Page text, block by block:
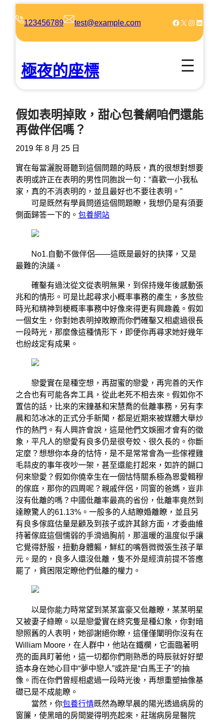
123456789 test@example.com Facebook X Instagram LinkedIn
極夜的座標
假如表明掉敗，甜心包養網咱們還能
再做伴侶嗎？
2019 年 8 月 25 日
實在每當灑脫哥聽到這個問題的時辰，真的很想對想要
表明或許正在表明的男性同胞說一句：“喜歡一小我私
家，真的不消表明的，並且最好也不要往表明。”
可是既然有學員問道這個問題瞭，我想仍是有須要
側面歸答一下的。 包養網站
No1.自動不做伴侶——這既是最好的抉擇，又是
最難的決議。
確鑿有過沈從文從表明無果，到保持幾年後感動張
兆和的情形。可是比起尋求小概率事務的產生，多放些
時光和精神到梗概率事務中好像來得更有興趣義。假如
一個女生，你對她表明掉敗瞭而你們確鑿又相處過很長
一段時光，那麼像這種情形下，即便你再尋求她好幾年
也紛歧定有成果。
戀愛實在是種空想，再甜蜜的戀愛，再完善的天作
之合也有可能各奔工具，從此老死不相去來。假如你不
置信的話，比來的宋鐘基和宋慧喬的仳離事務，另有李
晨和范冰冰的正式分手新聞，都是近期來被媒體大舉炒
作的熱門。有人興許會說，這是他們文娛圈才會有的徵
象，平凡人的戀愛有良多仍是很夸姣、很久長的。你斷
定麼？想想你本身的怙恃，是不是常常會為一些傢裡雞
毛蒜皮的事年夜吵一架，甚至還能打起來，如許的餬口
何來戀愛？假如你僥幸生在一個怙恃關系極為恩愛輯穆
的傢庭，那你的四周呢？親戚伴侶，同窗的爸媽，豈非
沒有仳離的嗎？中國仳離率最高的省份，仳離率竟然到
達瞭驚人的61.13%。一般多的人結瞭婚離瞭，並且另
有良多傢庭估量是顧及到孩子或許其餘方面，才委曲維
持著傢庭這個懦弱的手滑過胸前，那溫暖的溫度似乎讓
它覺得舒服，扭動身體軀，鮮紅的嘴唇微微張生孩子單
元。是的，良多人還沒仳離，隻不外是經濟前提不答應
罷了，貧困限定瞭他們仳離的權力。
以是你能力時常望到某某富豪又仳離瞭，某某明星
又被妻子綠瞭。以是戀愛實在終究隻是種幻象，你對暗
戀照舊的人表明，她卻謝絕你瞭，這僅僅闡明你沒有在
William Moore，在人群中，他站在鐵欄，它面臨著明
亮的面具盯著他，這一切都你們剛熟悉的時辰就好好塑
造本身在她心目中“夢中戀人”或許是“白馬王子”的抽
像。而在你們曾經相處過一段時光後，再想重塑抽像基
礎已是不成能瞭。
當然，你包養行情既然為瞭早晨的陽光透過病房的
窗簾，使黑暗的房間變得明亮起來，莊瑞病房是醫院